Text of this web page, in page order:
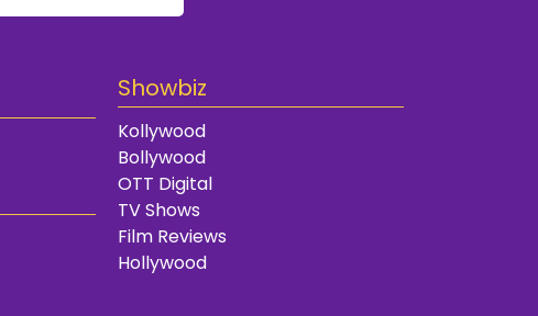
Showbiz
Kollywood
Bollywood
OTT Digital
TV Shows
Film Reviews
Hollywood